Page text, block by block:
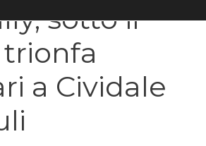
sotto il
a Cividale